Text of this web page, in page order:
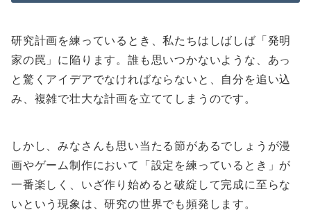
研究計画を練っているとき、私たちはしばしば「発明
家の罠」に陥ります。誰も思いつかないような、あっ
と驚くアイデアでなければならないと、自分を追い込
み、複雑で壮大な計画を立ててしまうのです。
しかし、みなさんも思い当たる節があるでしょうが漫
画やゲーム制作において「設定を練っているとき」が
一番楽しく、いざ作り始めると破綻して完成に至らな
いという現象は、研究の世界でも頻発します。